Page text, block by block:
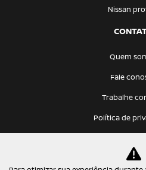
Nissan
Quem
Fale
Trabalhe
Política de
KATANA